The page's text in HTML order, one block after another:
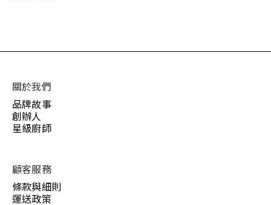
關於我們
品牌故事
創辦人
星級廚師
顧客服務
條款與細則
運送政策